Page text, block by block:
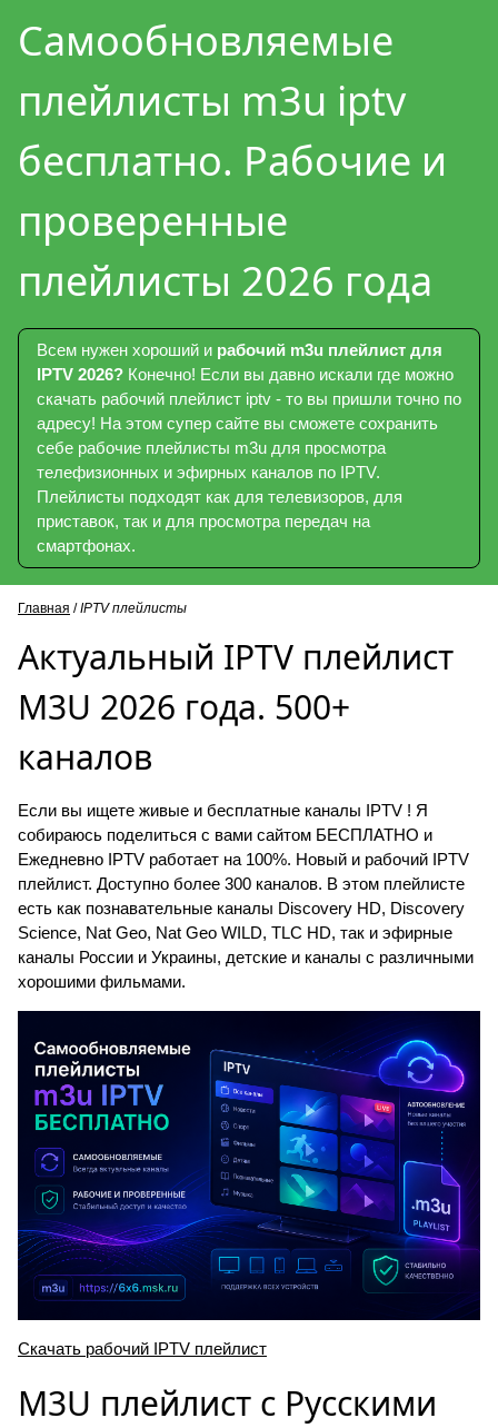
Самообновляемые
плейлисты m3u iptv
бесплатно. Рабочие и
проверенные
плейлисты 2026 года
Всем нужен хороший и рабочий m3u плейлист для
IPTV 2026? Конечно! Если вы давно искали где можно
скачать рабочий плейлист iptv - то вы пришли точно по
адресу! На этом супер сайте вы сможете сохранить
себе рабочие плейлисты m3u для просмотра
телефизионных и эфирных каналов по IPTV.
Плейлисты подходят как для телевизоров, для
приставок, так и для просмотра передач на
смартфонах.
Главная /IPTV плейлисты
Актуальный IPTV плейлист
M3U 2026 года. 500+
каналов
Если вы ищете живые и бесплатные каналы IPTV ! Я
собираюсь поделиться с вами сайтом БЕСПЛАТНО и
Ежедневно IPTV работает на 100%. Новый и рабочий IPTV
плейлист. Доступно более 300 каналов. В этом плейлисте
есть как познавательные каналы Discovery HD, Discovery
Science, Nat Geo, Nat Geo WILD, TLC HD, так и эфирные
каналы России и Украины, детские и каналы с различными
хорошими фильмами.
Скачать рабочий IPTV плейлист
M3U плейлист с Русскими